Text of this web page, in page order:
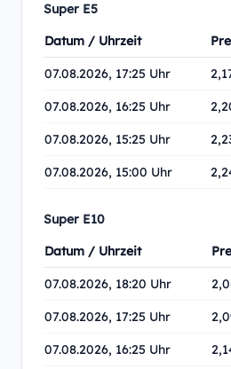
Super E5
Datum / Uhrzeit
07.08.2026, 17:25 Uhr
07.08.2026, 16:25 Uhr
07.08.2026, 15:25 Uhr
07.08.2026, 15:00 Uhr
Super E10
Datum / Uhrzeit
07.08.2026, 18:20 Uhr
07.08.2026, 17:25 Uhr
07.08.2026, 16:25 Uhr